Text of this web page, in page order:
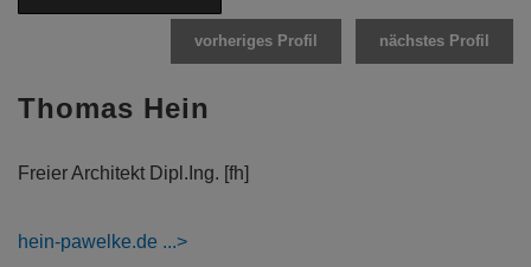
vorheriges Profil nächstes Profil
Thomas Hein
Freier Architekt Dipl.Ing. [fh]
hein-pawelke.de